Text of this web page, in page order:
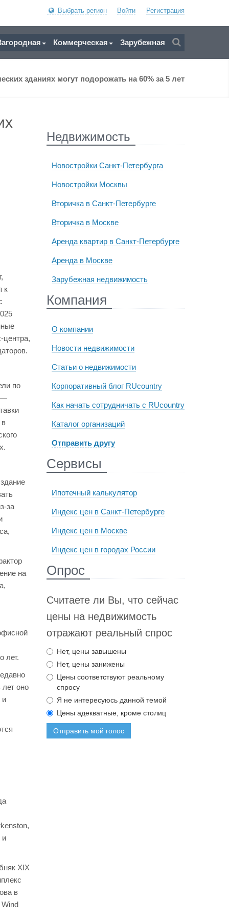
Выбрать регион Войти Регистрация
Коммерческая Зарубежная
зданиях могут подорожать на 60% за 5 лет
к
центра,
по
—
в
за
на
лет.
оно
и
и
XIX
в
Недвижимость
Новостройки Санкт-Петербурга
Новостройки Москвы
Вторичка в Санкт-Петербурге
Вторичка в Москве
Аренда квартир в Санкт-Петербурге
Аренда в Москве
Зарубежная недвижимость
Компания
О компании
Новости недвижимости
Статьи о недвижимости
Корпоративный блог RUcountry
Как начать сотрудничать с RUcountry
Каталог организаций
Отправить другу
Сервисы
Ипотечный калькулятор
Индекс цен в Санкт-Петербурге
Индекс цен в Москве
Индекс цен в городах России
Опрос
Считаете ли Вы, что сейчас
цены на недвижимость
отражают реальный спрос
Нет, цены завышены
Нет, цены занижены
Цены соответствуют реальному
спросу
Я не интересуюсь данной темой
Цены адекватные, кроме столиц
Отправить мой голос